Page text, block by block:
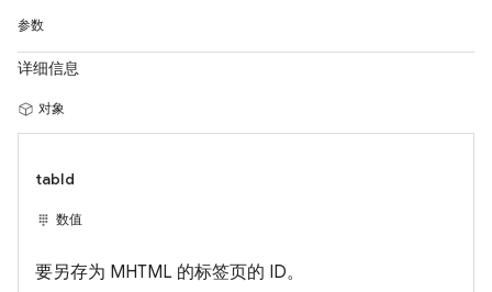
参数
详细信息
对象
tabId
数值
要另存为 MHTML 的标签页的 ID。